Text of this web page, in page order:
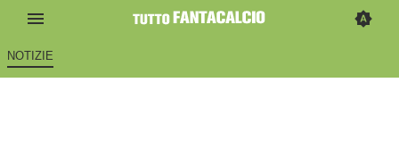
NOTIZIE